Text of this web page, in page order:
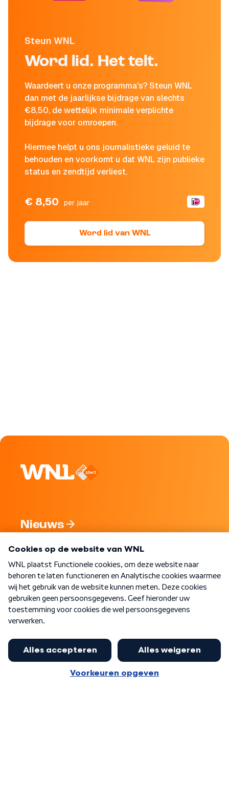
Steun WNL
Word lid. Het telt.
Waardeert u onze programma's? Steun WNL
dan met de jaarlijkse bijdrage van slechts
€8,50, de wettelijk minimale verplichte
bijdrage voor omroepen.
Hiermee helpt u ons journalistieke geluid te
behouden en voorkomt u dat WNL zijn publieke
status en zendtijd verliest.
€ 8,50 per jaar
Word lid van WNL
Nieuws
Nieuwsbrief
Word Lid